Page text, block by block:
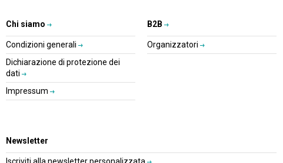
Chi siamo
Condizioni generali
Dichiarazione di protezione dei
dati
Impressum
B2B
Organizzatori
Newsletter